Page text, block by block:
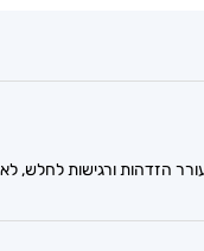
הזדהות ורגישות לחלש,